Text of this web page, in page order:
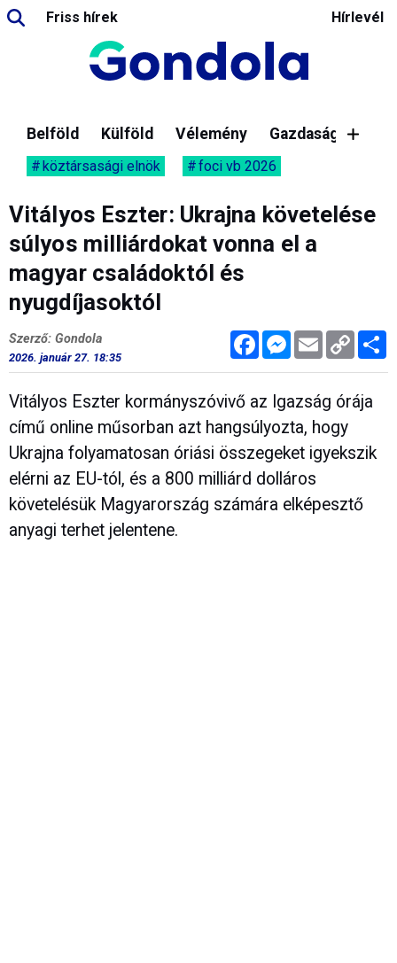
Friss hírek Hírlevél
Belföld Külföld Vélemény Gazdaság
köztársasági elnök foci vb 2026
Vitályos Eszter: Ukrajna követelése
súlyos milliárdokat vonna el a
magyar családoktól és
nyugdíjasoktól
FacebookMessenger
Email Copy
Link
Szerző: Gondola
2026. január 27. 18:35
Vitályos Eszter kormányszóvivő az Igazság órája
című online műsorban azt hangsúlyozta, hogy
Ukrajna folyamatosan óriási összegeket igyekszik
elérni az EU-tól, és a 800 milliárd dolláros
követelésük Magyarország számára elképesztő
anyagi terhet jelentene.